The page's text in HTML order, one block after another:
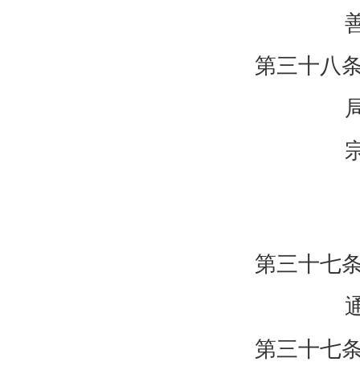
第三十八
第三十七
第三十七